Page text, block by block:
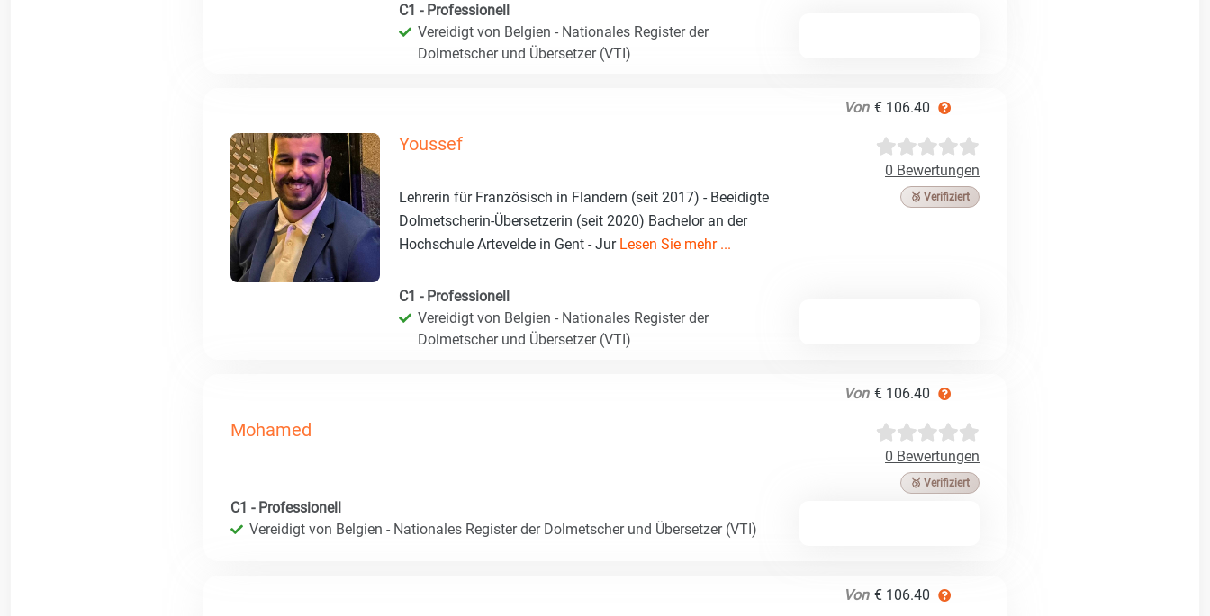
C1 - Professionell
Vereidigt von Belgien - Nationales Register der
Dolmetscher und Übersetzer (VTI)
Von € 106.40
Youssef
0 Bewertungen
🥉 Verifiziert
Lehrerin für Französisch in Flandern (seit 2017) - Beeidigte
Dolmetscherin-Übersetzerin (seit 2020) Bachelor an der
Hochschule Artevelde in Gent - Jur Lesen Sie mehr ...
C1 - Professionell
Vereidigt von Belgien - Nationales Register der
Dolmetscher und Übersetzer (VTI)
Von € 106.40
Mohamed
0 Bewertungen
🥉 Verifiziert
C1 - Professionell
Vereidigt von Belgien - Nationales Register der Dolmetscher und Übersetzer (VTI)
Von € 106.40